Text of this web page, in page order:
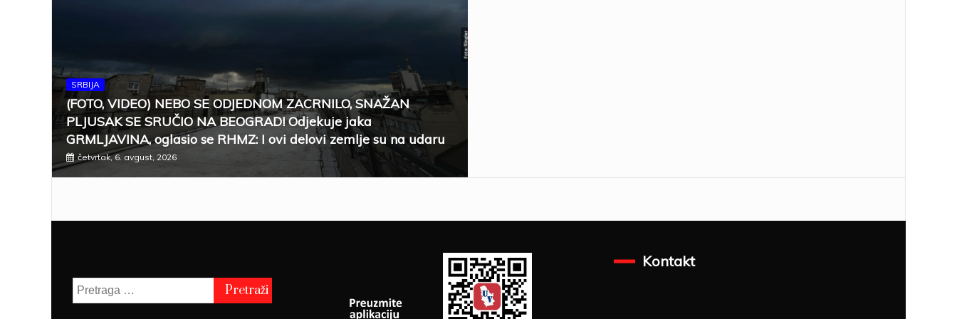
SRBIJA
(FOTO, VIDEO) NEBO SE ODJEDNOM ZACRNILO, SNAŽAN
PLJUSAK SE SRUČIO NA BEOGRAD! Odjekuje jaka
GRMLJAVINA, oglasio se RHMZ: I ovi delovi zemlje su na udaru
četvrtak, 6. avgust, 2026
Pretraga
za:
Kontakt